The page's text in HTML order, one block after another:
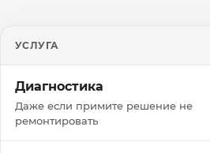
УСЛУГА
Диагностика
Даже если примите решение не
ремонтировать